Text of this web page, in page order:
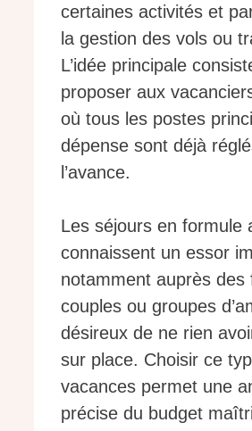
certaines activités et
la gestion des vols ou
L’idée principale
proposer aux
où tous les postes
dépense sont déjà
l’avance.
Les séjours en formule
connaissent un essor
notamment auprès des
couples ou groupes
désireux de ne rien
sur place. Choisir ce
vacances permet une
précise du budget